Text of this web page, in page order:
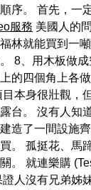
序。 首先，一
服務 美國人的
林就能買到一
8、用木板做
的四個角上各
本身很壯觀，
台。 沒有人知
造了一間設施
。 孤挺花、馬
。 就連樂購
人沒有兄弟姊